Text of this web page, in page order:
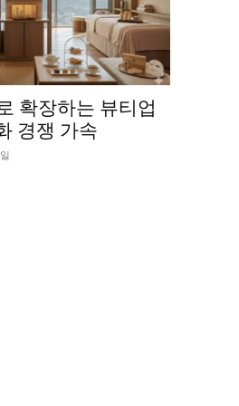
확장하는 뷰티업
경쟁 가속